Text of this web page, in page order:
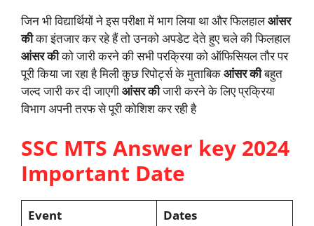
जिन भी विद्यार्थियों ने इस परीक्षा में भाग लिया था और फिलहालआंसर
कीका इंतजार कर रहे हैं तो उनको अपडेट देते हुए चले की फिलहाल
आंसरकीको जारी करने की सभी परक्रिया को ऑफिसियल तौर पर
पूरी किया जा रहा है मिली कुछ रिपोर्ट्स के मुताबिकआंसर कीबहुत
जल्द जारी कर दी जाएगीआंसर कीजारी करने के लिए प्रक्रिया
विभाग अपनी तरफ से पूरी कोशिश कर रही है
SSC MTS Answer key 2024
Important Date
Event
Dates